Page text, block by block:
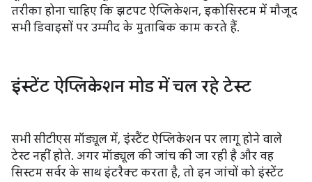
तरीका होना चाहिए कि झटपट ऐप्लिकेशन, इकोसिस्टम में मौजूद
सभी डिवाइसों पर उम्मीद के मुताबिक काम करते हैं.
इंस्टेंट ऐप्लिकेशन मोड में चल रहे टेस्ट
सभी सीटीएस मॉड्यूल में, इंस्टैंट ऐप्लिकेशन पर लागू होने वाले
टेस्ट नहीं होते. अगर मॉड्यूल की जांच की जा रही है और वह
सिस्टम सर्वर के साथ इंटरैक्ट करता है, तो इन जांचों को इंस्टेंट